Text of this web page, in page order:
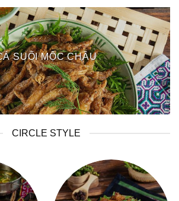
SUỐI MỘC CHÂU
CIRCLE STYLE